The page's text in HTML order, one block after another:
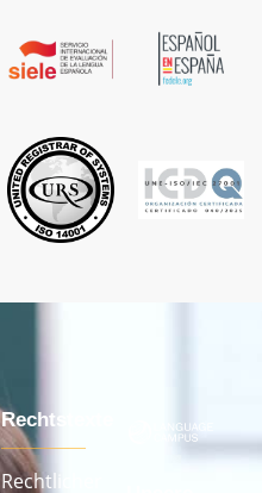
Rechtstexte
Rechtlicher